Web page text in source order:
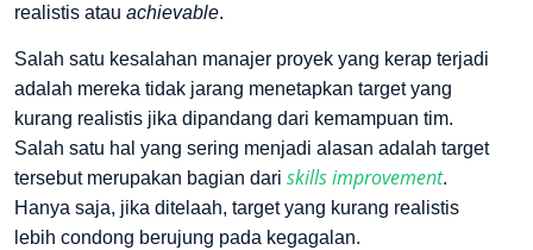
realistis atau achievable.
Salah satu kesalahan manajer proyek yang kerap terjadi
adalah mereka tidak jarang menetapkan target yang
kurang realistis jika dipandang dari kemampuan tim.
Salah satu hal yang sering menjadi alasan adalah target
tersebut merupakan bagian dari skills improvement.
Hanya saja, jika ditelaah, target yang kurang realistis
lebih condong berujung pada kegagalan.